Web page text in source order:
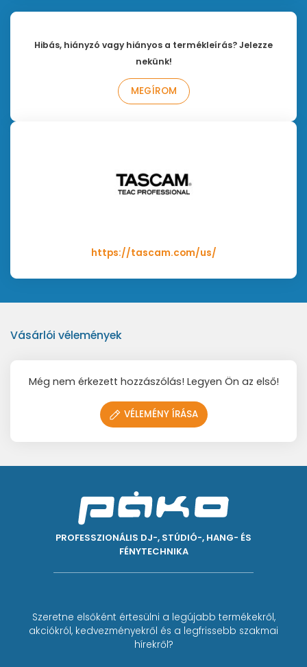
Hibás, hiányzó vagy hiányos a termékleírás? Jelezze
nekünk!
MEGÍROM
https://tascam.com/us/
Vásárlói vélemények
Még nem érkezett hozzászólás! Legyen Ön az első!
VÉLEMÉNY ÍRÁSA
PROFESSZIONÁLIS DJ-, STÚDIÓ-, HANG- ÉS
FÉNYTECHNIKA
Szeretne elsőként értesülni a legújabb termékekről,
akciókról, kedvezményekről és a legfrissebb szakmai
hírekről?